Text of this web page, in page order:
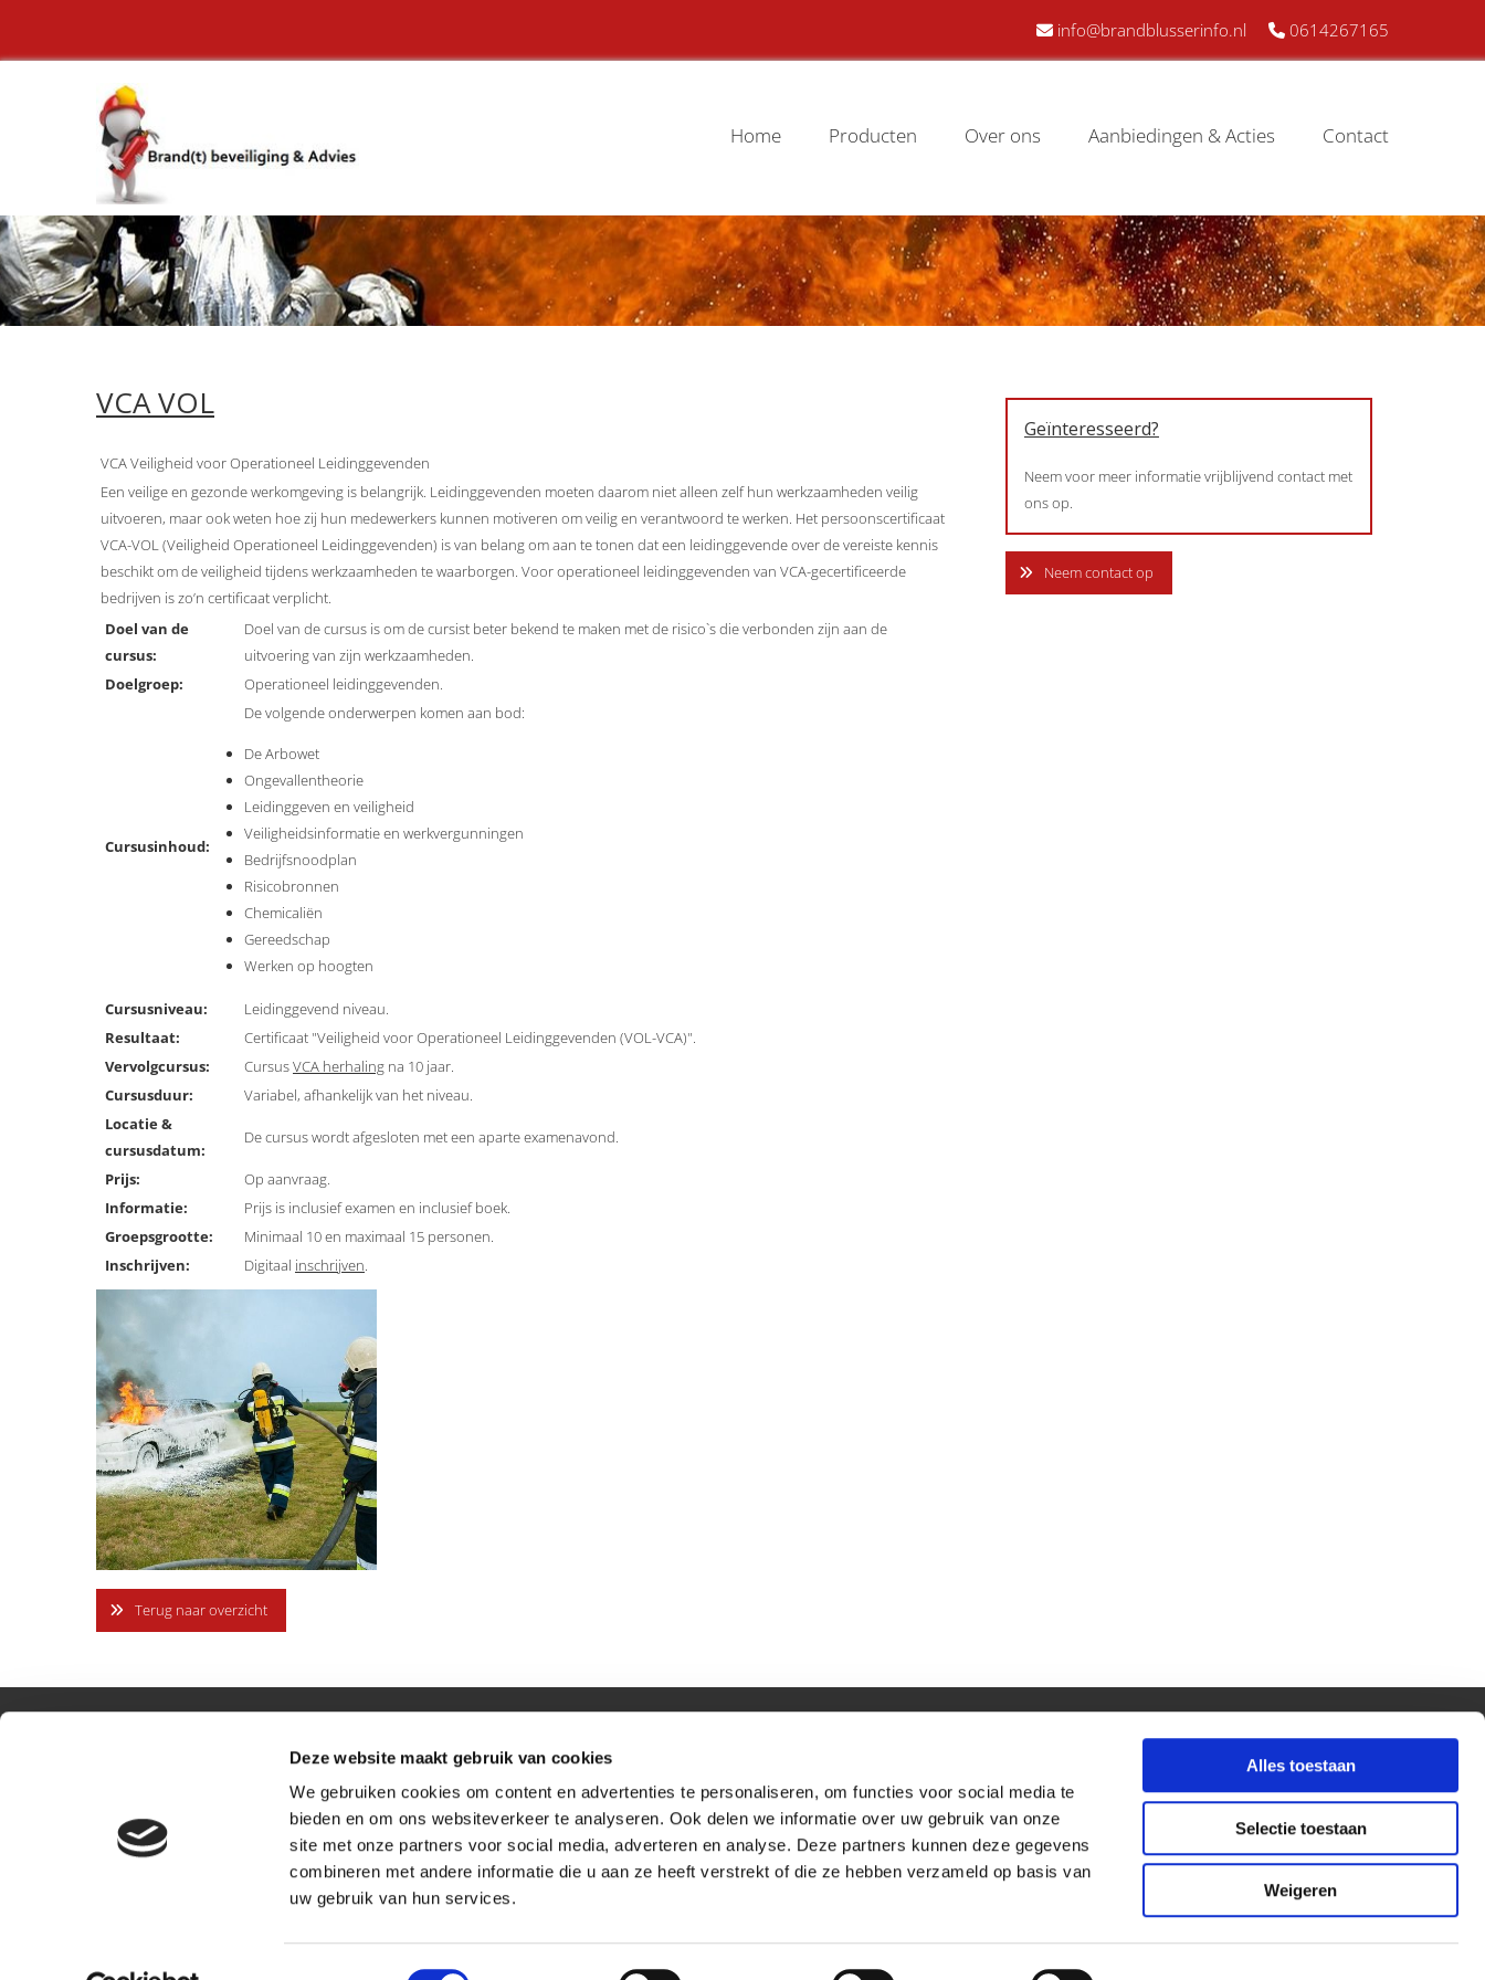
Deze website maakt gebruik van cookies
We gebruiken cookies om content en advertenties te personaliseren, om functies voor social media te
bieden en om ons websiteverkeer te analyseren. Ook delen we informatie over uw gebruik van onze
site met onze partners voor social media, adverteren en analyse. Deze partners kunnen deze gegevens
combineren met andere informatie die u aan ze heeft verstrekt of die ze hebben verzameld op basis van
uw gebruik van hun services.
Toestemmingsselectie
Alles toestaan
Selectie toestaan
Weigeren
 info@brandblusserinfo.nl  0614267165
Home Producten Over ons Aanbiedingen & Acties Contact
VCA VOL
VCA Veiligheid voor Operationeel Leidinggevenden
Een veilige en gezonde werkomgeving is belangrijk. Leidinggevenden moeten daarom niet alleen zelf hun werkzaamheden veilig
uitvoeren, maar ook weten hoe zij hun medewerkers kunnen motiveren om veilig en verantwoord te werken. Het persoonscertificaat
VCA-VOL (Veiligheid Operationeel Leidinggevenden) is van belang om aan te tonen dat een leidinggevende over de vereiste kennis
beschikt om de veiligheid tijdens werkzaamheden te waarborgen. Voor operationeel leidinggevenden van VCA-gecertificeerde
bedrijven is zo’n certificaat verplicht.
Doel van de
cursus:
Doel van de cursus is om de cursist beter bekend te maken met de risico`s die verbonden zijn aan de
uitvoering van zijn werkzaamheden.
Doelgroep:
Operationeel leidinggevenden.
Cursusinhoud:
De volgende onderwerpen komen aan bod:
De Arbowet
Ongevallentheorie
Leidinggeven en veiligheid
Veiligheidsinformatie en werkvergunningen
Bedrijfsnoodplan
Risicobronnen
Chemicaliën
Gereedschap
Werken op hoogten
Cursusniveau:
Leidinggevend niveau.
Resultaat:
Certificaat "Veiligheid voor Operationeel Leidinggevenden (VOL-VCA)".
Vervolgcursus:
CursusVCA herhaling na 10 jaar.
Cursusduur:
Variabel, afhankelijk van het niveau.
Locatie &
cursusdatum:
De cursus wordt afgesloten met een aparte examenavond.
Prijs:
Op aanvraag.
Informatie:
Prijs is inclusief examen en inclusief boek.
Groepsgrootte:
Minimaal 10 en maximaal 15 personen.
Inschrijven:
Digitaal inschrijven.
Terug naar overzicht
Geïnteresseerd?
Neem voor meer informatie vrijblijvend contact met
ons op.
Neem contact op
5706WT Helmond
T0614267165
info@brandblusserinfo.nl
Brand(t)beveiliging & Advies
Disclaimer-Algemene voorwaarden